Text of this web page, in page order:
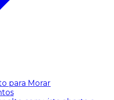
para Morar